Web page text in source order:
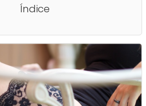
Índice